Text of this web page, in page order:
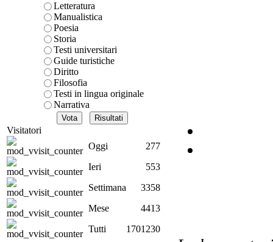
Letteratura
Manualistica
Poesia
Storia
Testi universitari
Guide turistiche
Diritto
Filosofia
Testi in lingua originale
Narrativa
Visitatori
Oggi
277
Ieri
553
Settimana
3358
Mese
4413
Tutti
1701230